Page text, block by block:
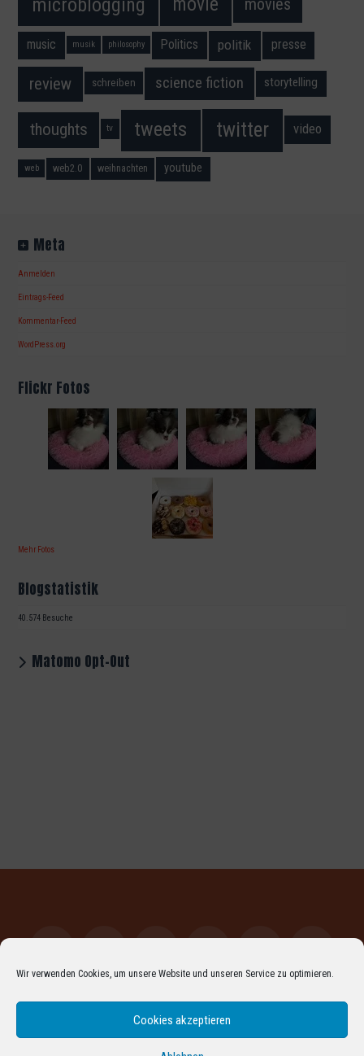
Wir verwenden Cookies, um unsere Website und unseren Service zu optimieren.
Cookies akzeptieren
movies
music musik philosophy Politics politik presse
review schreiben science fiction storytelling
thoughts tv tweets twitter video
web web2.0 weihnachten youtube
Meta
Anmelden
Eintrags-Feed
Kommentar-Feed
WordPress.org
Flickr Fotos
Mehr Fotos
Blogstatistik
40.574 Besuche
Matomo Opt-Out
PinterestFlickr RSS